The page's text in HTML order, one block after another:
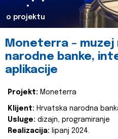
o projektu
Moneterra –
narodne banke,
aplikacije
Projekt: Moneterra
Klijent: Hrvatska narodna
Usluge: dizajn, programiranje
Realizacija: lipanj 2024.